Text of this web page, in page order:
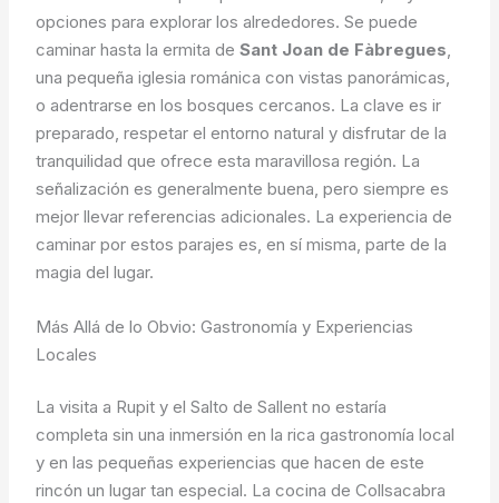
opciones para explorar los alrededores. Se puede
caminar hasta la ermita deSant Joan de Fàbregues,
una pequeña iglesia románica con vistas panorámicas,
o adentrarse en los bosques cercanos. La clave es ir
preparado, respetar el entorno natural y disfrutar de la
tranquilidad que ofrece esta maravillosa región. La
señalización es generalmente buena, pero siempre es
mejor llevar referencias adicionales. La experiencia de
caminar por estos parajes es, en sí misma, parte de la
magia del lugar.
Más Allá de lo Obvio: Gastronomía y Experiencias
Locales
La visita a Rupit y el Salto de Sallent no estaría
completa sin una inmersión en la rica gastronomía local
y en las pequeñas experiencias que hacen de este
rincón un lugar tan especial. La cocina de Collsacabra